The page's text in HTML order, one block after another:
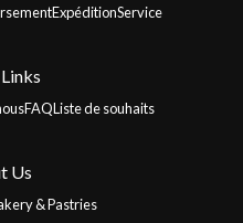
ExpéditionService
FAQListe de souhaits
Us
& Pastries